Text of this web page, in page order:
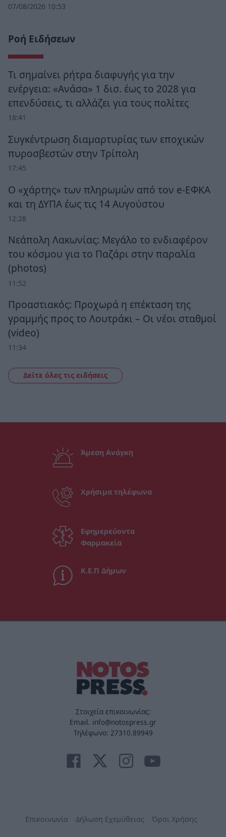
07/08/2026 10:53
Ροή Ειδήσεων
Τι σημαίνει ρήτρα διαφυγής για την
ενέργεια: «Ανάσα» 1 δισ. έως το 2028 για
επενδύσεις, τι αλλάζει για τους πολίτες
18:41
Συγκέντρωση διαμαρτυρίας των εποχικών
πυροσβεστών στην Τρίπολη
17:45
Ο «χάρτης» των πληρωμών από τον e-ΕΦΚΑ
και τη ΔΥΠΑ έως τις 14 Αυγούστου
12:28
Νεάπολη Λακωνίας: Μεγάλο το ενδιαφέρον
του κόσμου για το Παζάρι στην παραλία
(photos)
11:52
Προαστιακός: Προχωρά η επέκταση της
γραμμής προς το Λουτράκι – Οι νέοι σταθμοί
(video)
11:34
Δείτε όλες τις ειδήσεις
Άμεση Ανάγκη
Χρήσιμα τηλέφωνα
Εφημερεύοντα
Φαρμακεία
Κ.Ε.Π Δήμων
Στοιχεία επικοινωνίας:
Email. info@notospress.gr
Τηλέφωνο: 27310.89949
Επικοινωνία Δήλωση Εχεμύθειας Όροι Χρήσης